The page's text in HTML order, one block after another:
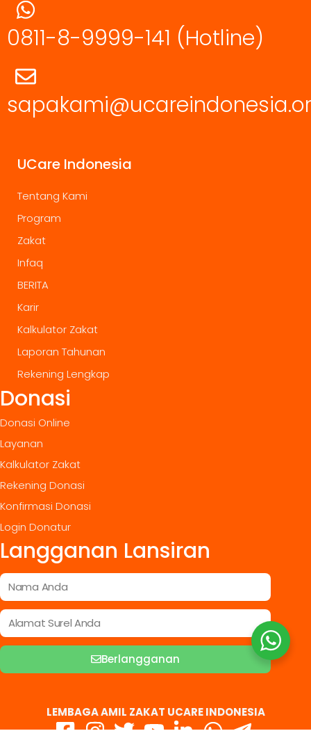
0811-8-9999-141 (Hotline)
UCare Indonesia
Tentang Kami
Program
Zakat
Infaq
BERITA
Karir
Kalkulator Zakat
Laporan Tahunan
Rekening Lengkap
Donasi
Donasi Online
Layanan
Kalkulator Zakat
Rekening Donasi
Konfirmasi Donasi
Login Donatur
Langganan Lansiran
Berlangganan
LEMBAGA AMIL ZAKAT UCARE INDONESIA